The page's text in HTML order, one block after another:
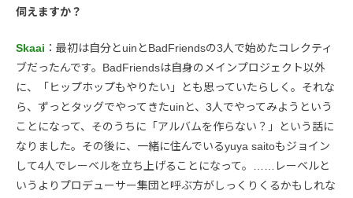
伺えますか？
Skaai ：最初は自分とuinとBadFriendsの3人で始めたコレクティ
ブだったんです。BadFriendsは自身のメインプロジェクト以外
に、「ヒップホップもやりたい」とも思っていたらしく。それな
ら、ずっとタッグでやってきたuinと、3人でやってみようという
ことになって、そのうちに「アルバムを作らない？」という話に
なりました。その後に、一緒に住んでいるyuya saitoもジョイン
して4人でレーベルを立ち上げることになって。……レーベルと
いうよりプロデューサー集団と呼ぶ方がしっくりくるかもしれな